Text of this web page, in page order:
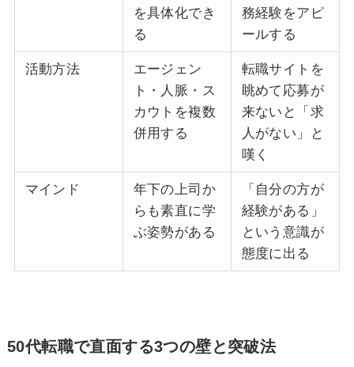
を具体化でき
る
務経験をアピ
ールする
活動方法
エージェン
ト・人脈・ス
カウトを複数
併用する
転職サイトを
眺めて応募が
来ないと「求
人がない」と
嘆く
マインド
年下の上司か
らも素直に学
ぶ姿勢がある
「自分の方が
経験がある」
という意識が
態度に出る
50代転職で直面する3つの壁と突破法